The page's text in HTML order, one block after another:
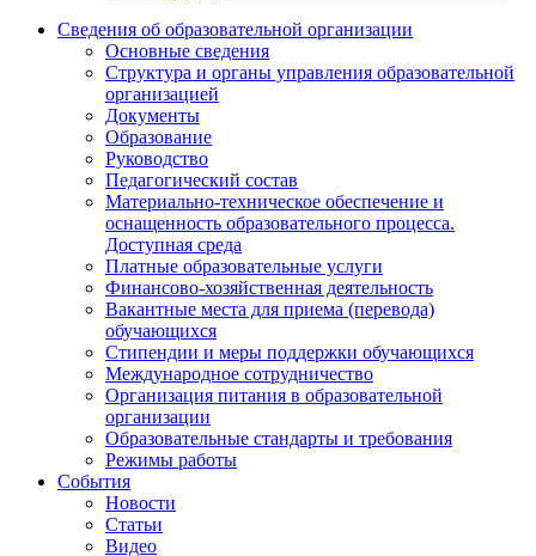
Сведения об образовательной организации
Основные сведения
Структура и органы управления образовательной
организацией
Документы
Образование
Руководство
Педагогический состав
Материально-техническое обеспечение и
оснащенность образовательного процесса.
Доступная среда
Платные образовательные услуги
Финансово-хозяйственная деятельность
Вакантные места для приема (перевода)
обучающихся
Стипендии и меры поддержки обучающихся
Международное сотрудничество
Организация питания в образовательной
организации
Образовательные стандарты и требования
Режимы работы
События
Новости
Статьи
Видео